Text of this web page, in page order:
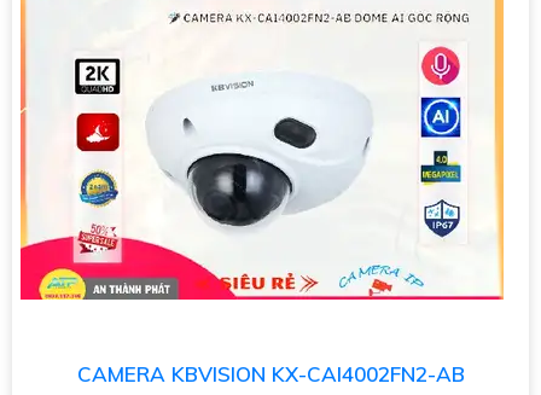
CAMERA KBVISION KX-CAI4002FN2-AB